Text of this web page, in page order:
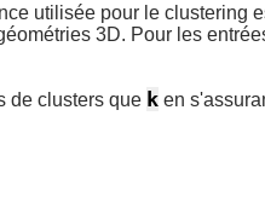
utilisée pour le clustering
3D. Pour les
de clusters que k en